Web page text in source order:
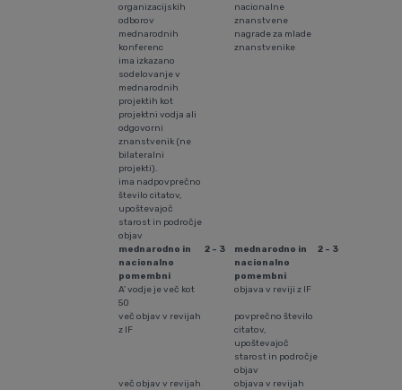
organizacijskih
odborov
mednarodnih
konferenc
nacionalne
znanstvene
nagrade za mlade
znanstvenike
ima izkazano
sodelovanje v
mednarodnih
projektih kot
projektni vodja ali
odgovorni
znanstvenik (ne
bilateralni
projekti).
ima nadpovprečno
število citatov,
upoštevajoč
starost in področje
objav
mednarodno in
nacionalno
pomembni
2 - 3
mednarodno in
nacionalno
pomembni
2 - 3
A' vodje je več kot
50
objava v reviji z IF
več objav v revijah
z IF
povprečno število
citatov,
upoštevajoč
starost in področje
objav
več objav v revijah
objava v revijah